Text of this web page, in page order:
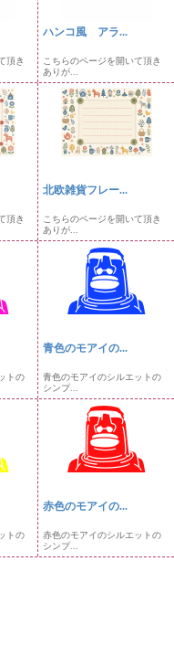
頂き
ハンコ風 アラ...
こちらのページを開いて頂き
ありが...
頂き
北欧雑貨フレー...
こちらのページを開いて頂き
ありが...
トの
青色のモアイの...
青色のモアイのシルエットの
シンプ...
トの
赤色のモアイの...
赤色のモアイのシルエットの
シンプ...